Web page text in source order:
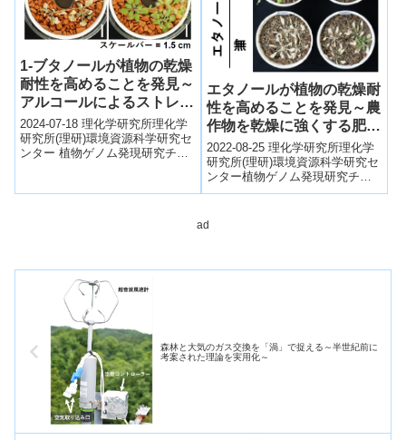
1-ブタノールが植物の乾燥
耐性を高めることを発見～
アルコールによるストレス
耐性強化の分子機構の解明
に期待～
2024-07-18 理化学研究所理化学
研究所(理研)環境資源科学研究セ
ンター 植物ゲノム発現研究チー
エタノールが植物の乾燥耐
性を高めることを発見～農
作物を乾燥に強くする肥料
や技術の開発に期待～
2022-08-25 理化学研究所理化学
研究所(理研)環境資源科学研究セ
ンター植物ゲノム発現研究チー
ムの関原明チームリーダー、ク
時...
ad
森林と大気のガス交換を「渦」で捉える～半世紀前に
考案された理論を実用化～